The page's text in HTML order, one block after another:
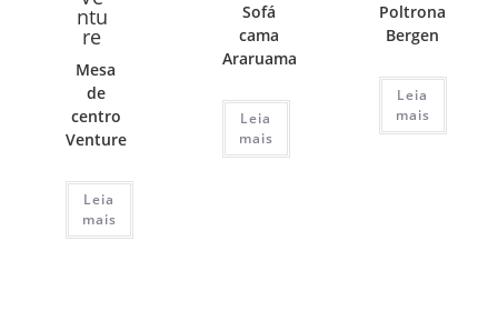
Mesa
de
centro
Venture
Leia
mais
Sofá
cama
Araruama
Leia
mais
Poltrona
Bergen
Leia
mais